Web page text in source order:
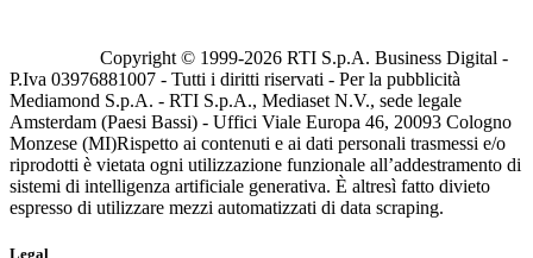
Copyright © 1999-2026 RTI S.p.A. Business Digital -
P.Iva 03976881007 - Tutti i diritti riservati - Per la pubblicità
Mediamond S.p.A. - RTI S.p.A., Mediaset N.V., sede legale
Amsterdam (Paesi Bassi) - Uffici Viale Europa 46, 20093 Cologno
Monzese (MI)Rispetto ai contenuti e ai dati personali trasmessi e/o
riprodotti è vietata ogni utilizzazione funzionale all’addestramento di
sistemi di intelligenza artificiale generativa. È altresì fatto divieto
espresso di utilizzare mezzi automatizzati di data scraping.
Legal